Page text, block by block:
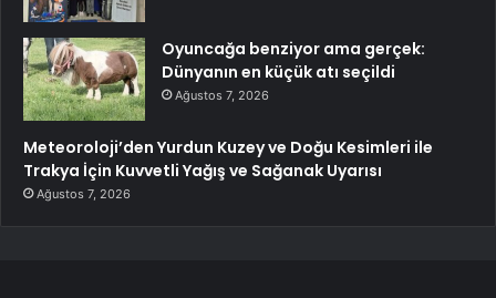
Oyuncağa benziyor ama gerçek:
Dünyanın en küçük atı seçildi
Ağustos 7, 2026
Meteoroloji’den Yurdun Kuzey ve Doğu Kesimleri ile
Trakya İçin Kuvvetli Yağış ve Sağanak Uyarısı
Ağustos 7, 2026